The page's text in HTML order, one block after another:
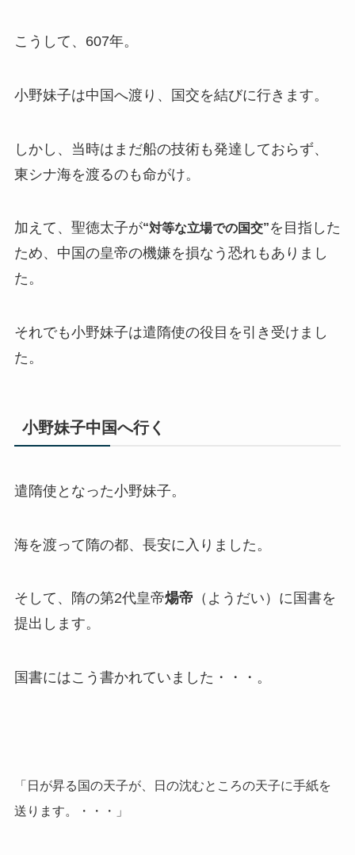
こうして、607年。
小野妹子は中国へ渡り、国交を結びに行きます。
しかし、当時はまだ船の技術も発達しておらず、
東シナ海を渡るのも命がけ。
加えて、聖徳太子が“対等な立場での国交”を目指した
ため、中国の皇帝の機嫌を損なう恐れもありまし
た。
それでも小野妹子は遣隋使の役目を引き受けまし
た。
小野妹子中国へ行く
遣隋使となった小野妹子。
海を渡って隋の都、長安に入りました。
そして、隋の第2代皇帝煬帝 （ようだい）に国書を
提出します。
国書にはこう書かれていました・・・。
「日が昇る国の天子が、日の沈むところの天子に手紙を
送ります。・・・」